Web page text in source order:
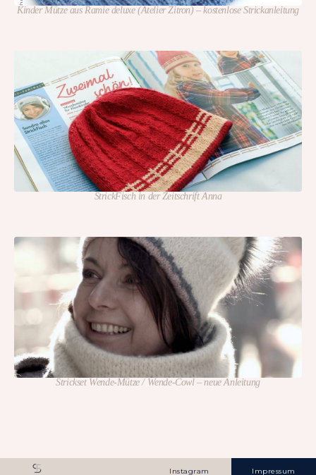
Kinder Mütze aus Ramie deluxe (Atelier Zitron) – kostenlose Strickanleitung
StrickFisch in der Zeitschrift Anna
Strickset Wende-Mütze / Wende-Cowl – neue Anleitung
Instagram Impressum